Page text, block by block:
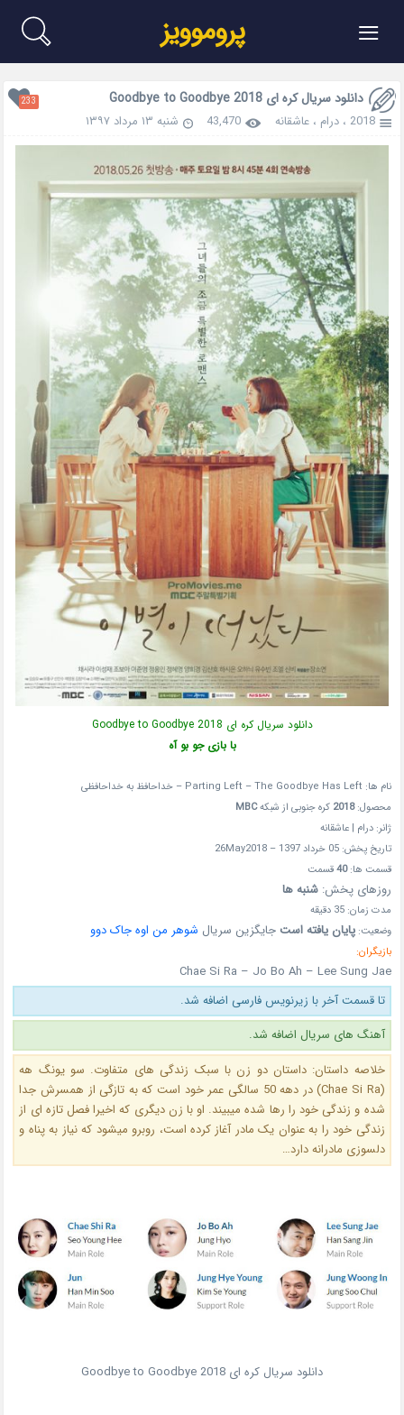
≡ پروموویز
دانلود سریال کره ای Goodbye to Goodbye 2018 233
2018 ،درام ،عاشقانه 43,470 شنبه ۱۳ مرداد ۱۳۹۷
دانلود سریال کره ای Goodbye to Goodbye 2018
با بازی جو بو آه
نام ها: Parting Left – The Goodbye Has Left – خداحافظ به خداحافظی
محصول:2018 کره جنوبی از شبکهMBC
ژانر: درام | عاشقانه
تاریخ پخش: 05 خرداد 1397 – 26May2018
قسمت ها:40 قسمت
روزهای پخش:شنبه ها
مدت زمان: 35 دقیقه
وضعیت:پایان یافته استجایگزین سریال شوهر من اوه جاک دوو
بازیگران:
Chae Si Ra – Jo Bo Ah – Lee Sung Jae
تا قسمت آخر با زیرنویس فارسی اضافه شد.
آهنگ های سریال اضافه شد.
خلاصه داستان: داستان دو زن با سبک زندگی های متفاوت. سو یونگ هه
(Chae Si Ra) در دهه 50 سالگی عمر خود است که به تازگی از همسرش جدا
شده و زندگی خود را رها شده میبیند. او با زن دیگری که اخیرا فصل تازه ای از
زندگی خود را به عنوان یک مادر آغاز کرده است، روبرو میشود که نیاز به پناه و
دلسوزی مادرانه دارد…
دانلود سریال کره ای Goodbye to Goodbye 2018